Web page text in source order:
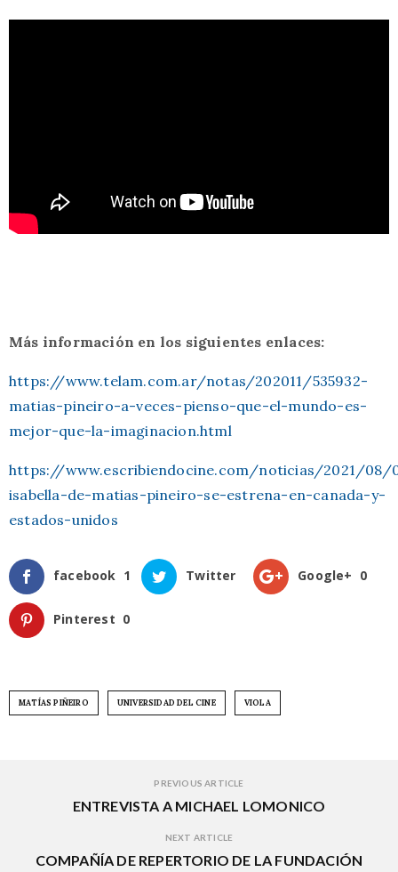
Más información en los siguientes enlaces:
https://www.telam.com.ar/notas/202011/535932-
matias-pineiro-a-veces-pienso-que-el-mundo-es-
mejor-que-la-imaginacion.html
https://www.escribiendocine.com/noticias/2021/08/
isabella-de-matias-pineiro-se-estrena-en-canada-y-
estados-unidos
facebook 1 Twitter Google+ 0
Pinterest 0
MATÍAS PIÑEIRO UNIVERSIDAD DEL CINE VIOLA
PREVIOUS ARTICLE
ENTREVISTA A MICHAEL LOMONICO
NEXT ARTICLE
COMPAÑÍA DE REPERTORIO DE LA FUNDACIÓN